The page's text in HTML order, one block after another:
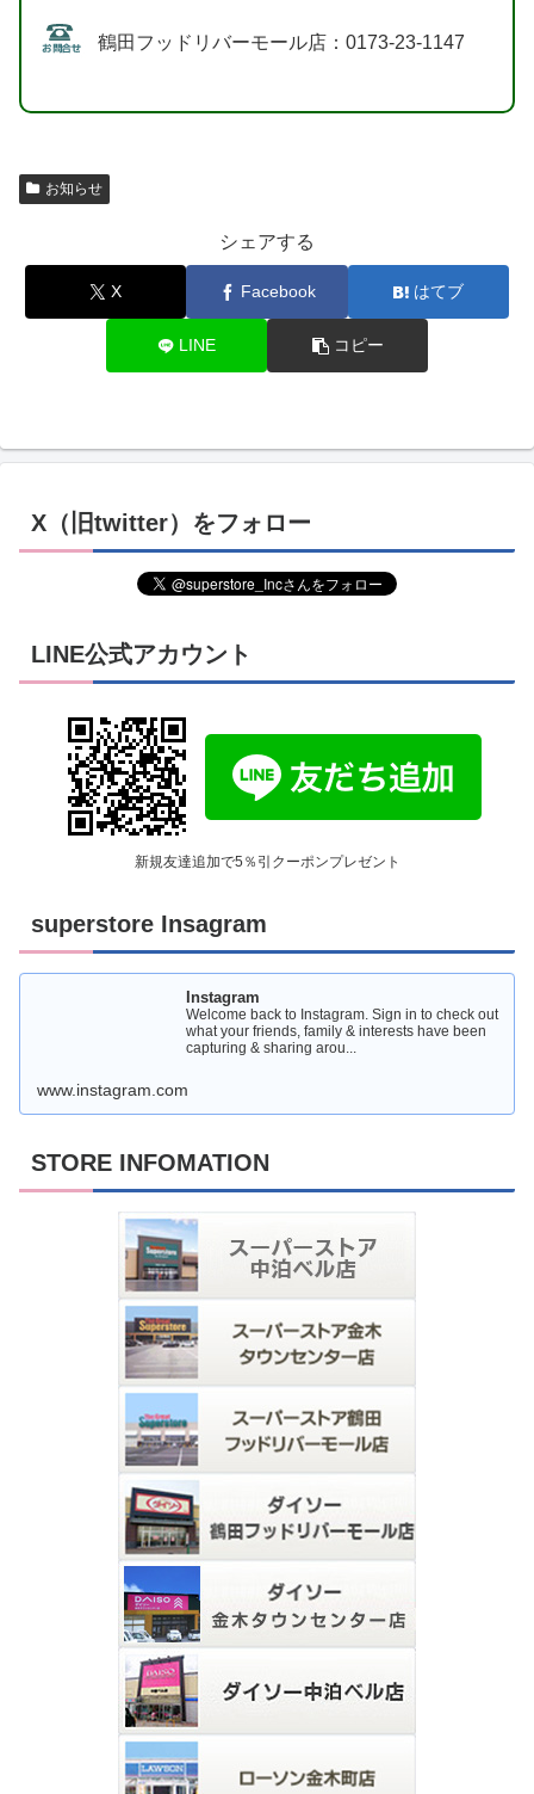
鶴田フッドリバーモール店：0173-23-1147
お知らせ
シェアする
X Facebook はてブ
LINE コピー
X（旧twitter）をフォロー
LINE公式アカウント
新規友達追加で5％引クーポンプレゼント
superstore Insagram
Instagram
Welcome back to Instagram. Sign in to check out
what your friends, family & interests have been
capturing & sharing arou...
www.instagram.com
STORE INFOMATION